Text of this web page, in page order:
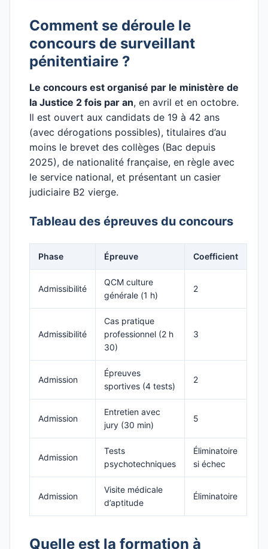
Comment se déroule le
concours de surveillant
pénitentiaire ?
Le concours est organisé par le ministère de
la Justice 2 fois par an, en avril et en octobre.
Il est ouvert aux candidats de 19 à 42 ans
(avec dérogations possibles), titulaires d’au
moins le brevet des collèges (Bac depuis
2025), de nationalité française, en règle avec
le service national, et présentant un casier
judiciaire B2 vierge.
Tableau des épreuves du concours
Phase Épreuve Coefficient
Admissibilité
QCM culture
générale (1 h)
2
Admissibilité
Cas pratique
professionnel (2 h
30)
3
Admission
Épreuves
sportives (4 tests)
2
Admission
Entretien avec
jury (30 min)
5
Admission
Tests
psychotechniques
Éliminatoire
si échec
Admission
Visite médicale
d’aptitude
Éliminatoire
Quelle est la formation à